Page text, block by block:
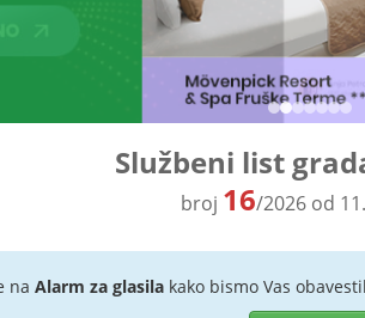
Službeni list
broj 16/2026 od
na Alarm za glasilakako bismo Vas